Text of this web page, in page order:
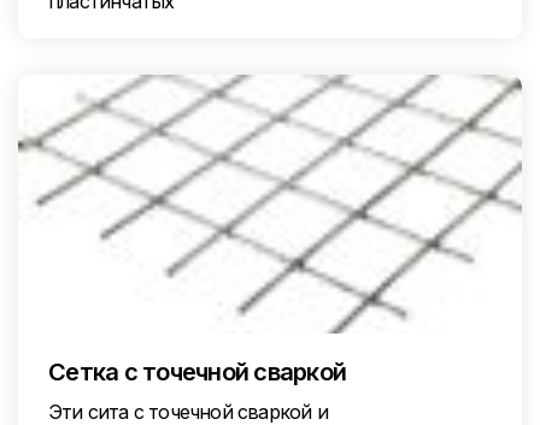
Сетка с точечной сваркой
Эти сита с точечной сваркой и